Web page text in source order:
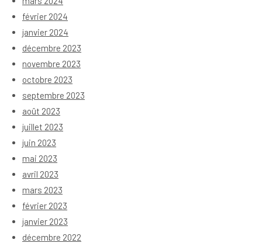
février 2024
janvier 2024
décembre 2023
novembre 2023
octobre 2023
septembre 2023
août 2023
juillet 2023
juin 2023
mai 2023
avril 2023
mars 2023
février 2023
janvier 2023
décembre 2022